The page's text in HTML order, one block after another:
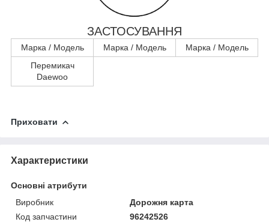
ЗАСТОСУВАННЯ
Марка / Модель Марка / Модель
Марка / Модель
Перемикач
Daewoo
Приховати
Характеристики
Основні атрибути
Виробник
Дорожня карта
Код запчастини
96242526